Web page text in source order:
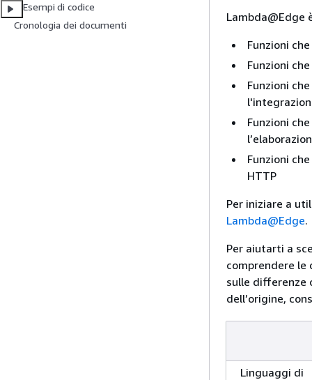
Esempi di codice
Cronologia dei documenti
Lambda@Edge
Funzioni
Funzioni
Funzioni
Funzioni
Funzioni
HTTP
Per iniziare a
Lambda@Edge.
Per aiutarti a
comprendere le
sulle differenze
dell’origine,
Linguaggi di